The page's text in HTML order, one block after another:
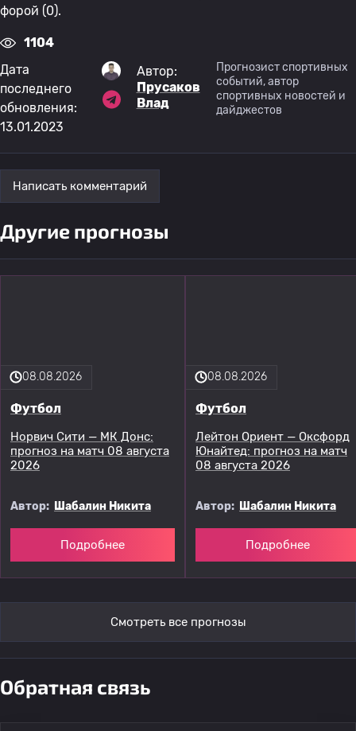
форой (0).
1104
Дата
последнего
обновления:
13.01.2023
Автор:
Прусаков
Влад
Прогнозист спортивных
событий, автор
спортивных новостей и
дайджестов
Написать комментарий
Другие прогнозы
08.08.2026
Футбол
Норвич Сити — МК Донс:
прогноз на матч 08 августа
2026
Автор: Шабалин Никита
Подробнее
08.08.2026
Футбол
Лейтон Ориент — Оксфорд
Юнайтед: прогноз на матч
08 августа 2026
Автор: Шабалин Никита
Подробнее
Смотреть все прогнозы
Обратная связь